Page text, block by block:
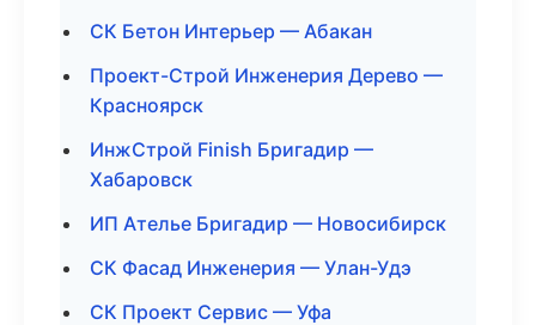
СК Бетон Интерьер — Абакан
Проект-Строй Инженерия Дерево —
Красноярск
ИнжСтрой Finish Бригадир —
Хабаровск
ИП Ателье Бригадир — Новосибирск
СК Фасад Инженерия — Улан-Удэ
СК Проект Сервис — Уфа